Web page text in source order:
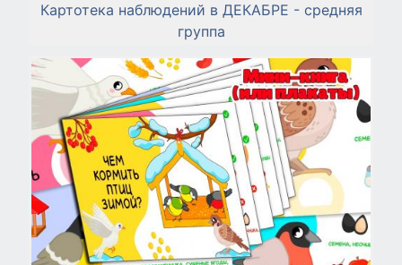
Картотека наблюдений в ДЕКАБРЕ - средняя
группа